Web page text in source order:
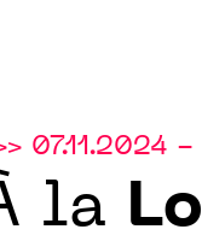
07.11.2024
la